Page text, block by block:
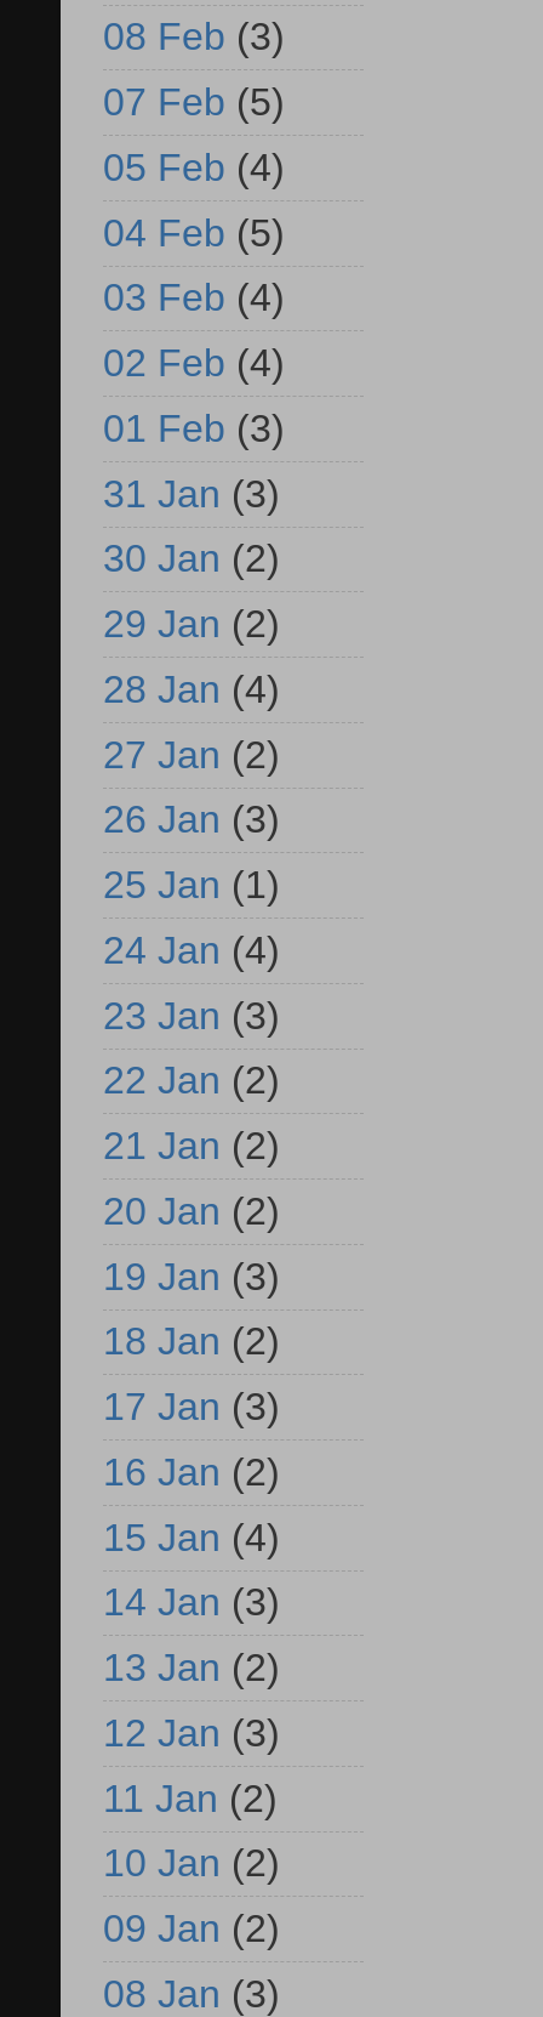
08 Feb (3)
07 Feb (5)
05 Feb (4)
04 Feb (5)
03 Feb (4)
02 Feb (4)
01 Feb (3)
31 Jan (3)
30 Jan (2)
29 Jan (2)
28 Jan (4)
27 Jan (2)
26 Jan (3)
25 Jan (1)
24 Jan (4)
23 Jan (3)
22 Jan (2)
21 Jan (2)
20 Jan (2)
19 Jan (3)
18 Jan (2)
17 Jan (3)
16 Jan (2)
15 Jan (4)
14 Jan (3)
13 Jan (2)
12 Jan (3)
11 Jan (2)
10 Jan (2)
09 Jan (2)
08 Jan (3)